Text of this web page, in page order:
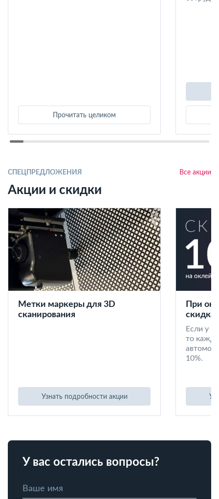
Прочитать целиком
СПЕЦПРЕДЛОЖЕНИЯ Все акции
Акции и скидки
Метки маркеры для 3D
сканирования
Узнать подробности акции
При
скидка
Если у
то
10%.
У вас остались вопросы?